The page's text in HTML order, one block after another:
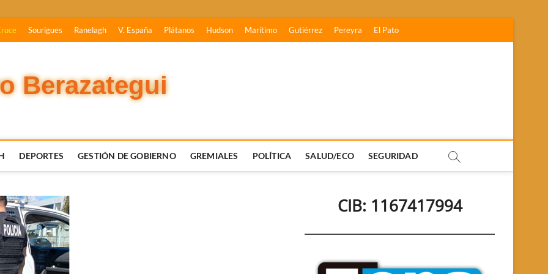
Sourigues Ranelagh V. España Plátanos Hudson Marítimo Gutiérrez Pereyra El Pato
Berazategui
DEPORTES GESTIÓN DE GOBIERNO GREMIALES POLÍTICA SALUD/ECO SEGURIDAD
CIB: 1167417994